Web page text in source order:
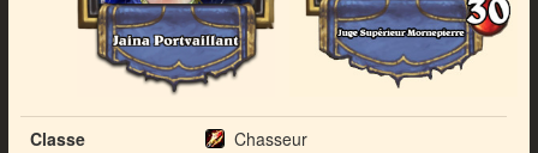
Classe
Chasseur